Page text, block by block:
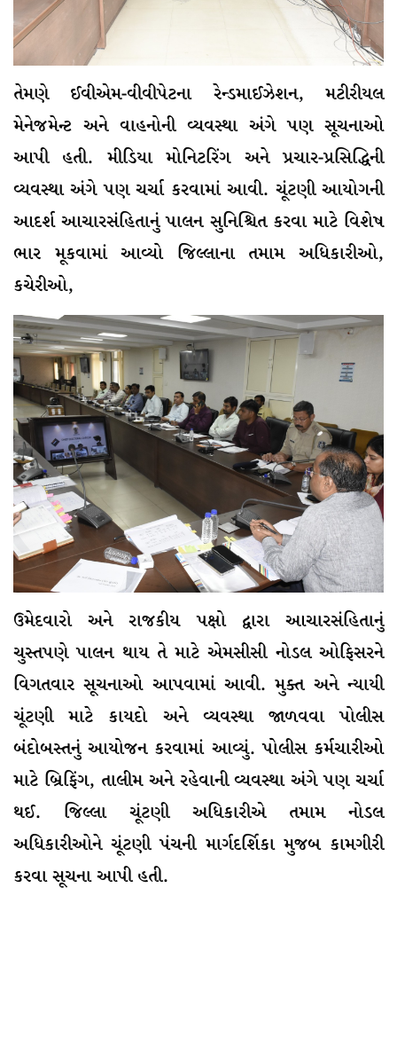
તેમણે ઈવીએમ-વીવીપેટના રેન્ડમાઈઝેશન, મટીરીયલ
મેનેજમેન્ટ અને વાહનોની વ્યવસ્થા અંગે પણ સૂચનાઓ
આપી હતી. મીડિયા મોનિટરિંગ અને પ્રચાર-પ્રસિદ્ધિની
વ્યવસ્થા અંગે પણ ચર્ચા કરવામાં આવી. ચૂંટણી આયોગની
આદર્શ આચારસંહિતાનું પાલન સુનિશ્ચિત કરવા માટે વિશેષ
ભાર મૂકવામાં આવ્યો જિલ્લાના તમામ અધિકારીઓ,
કચેરીઓ,
ઉમેદવારો અને રાજકીય પક્ષો દ્વારા આચારસંહિતાનું
ચુસ્તપણે પાલન થાય તે માટે એમસીસી નોડલ ઓફિસરને
વિગતવાર સૂચનાઓ આપવામાં આવી. મુક્ત અને ન્યાયી
ચૂંટણી માટે કાયદો અને વ્યવસ્થા જાળવવા પોલીસ
બંદોબસ્તનું આયોજન કરવામાં આવ્યું. પોલીસ કર્મચારીઓ
માટે બ્રિફિંગ, તાલીમ અને રહેવાની વ્યવસ્થા અંગે પણ ચર્ચા
થઈ. જિલ્લા ચૂંટણી અધિકારીએ તમામ નોડલ
અધિકારીઓને ચૂંટણી પંચની માર્ગદર્શિકા મુજબ કામગીરી
કરવા સૂચના આપી હતી.